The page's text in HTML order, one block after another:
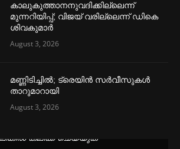
കാലുകുത്താനനുവദിക്കില്ലെന്ന്
മുന്നറിയിപ്പ്; വിജയ് വരില്ലെന്ന് ഡികെ
ശിവകുമാര്‍
August 3, 2026
മണ്ണിടിച്ചില്‍; ട്രെയിൻ സര്‍വീസുകള്‍
താറുമാറായി
August 3, 2026
ക്ലിക്ക് ചെയ്യുക